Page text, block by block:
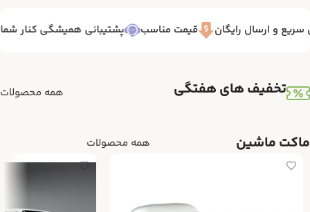
پشتیبانی همیشگی کنار شما 7/24 قیمت مناسب و ارسال رایگان
تخفیف های هفتگی همه محصولات
ماکت ماشین همه محصولات